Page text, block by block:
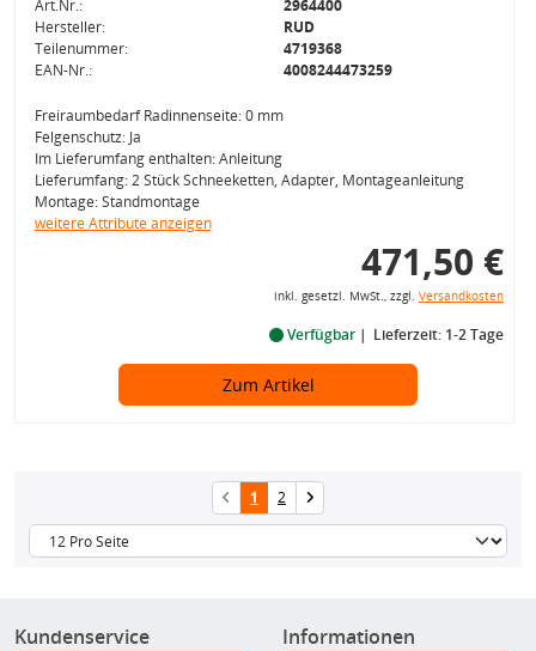
Art.Nr.:
2964400
Hersteller:
RUD
Teilenummer:
4719368
EAN-Nr.:
4008244473259
Freiraumbedarf Radinnenseite: 0 mm
Felgenschutz: Ja
Im Lieferumfang enthalten: Anleitung
Lieferumfang: 2 Stück Schneeketten, Adapter, Montageanleitung
Montage: Standmontage
weitere Attribute anzeigen
471,50 €
inkl. gesetzl. MwSt., zzgl. Versandkosten
Verfügbar Lieferzeit: 1-2 Tage
Zum Artikel
1 2
Kundenservice Informationen